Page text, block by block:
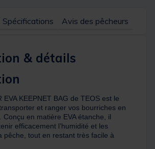
Spécifications Avis des pêcheurs
& détails
EVA KEEPNET BAG de TEOS est le
et ranger vos bourriches en
Conçu en matière EVA étanche, il
efficacement l’humidité et les
pêche, tout en restant très facile à